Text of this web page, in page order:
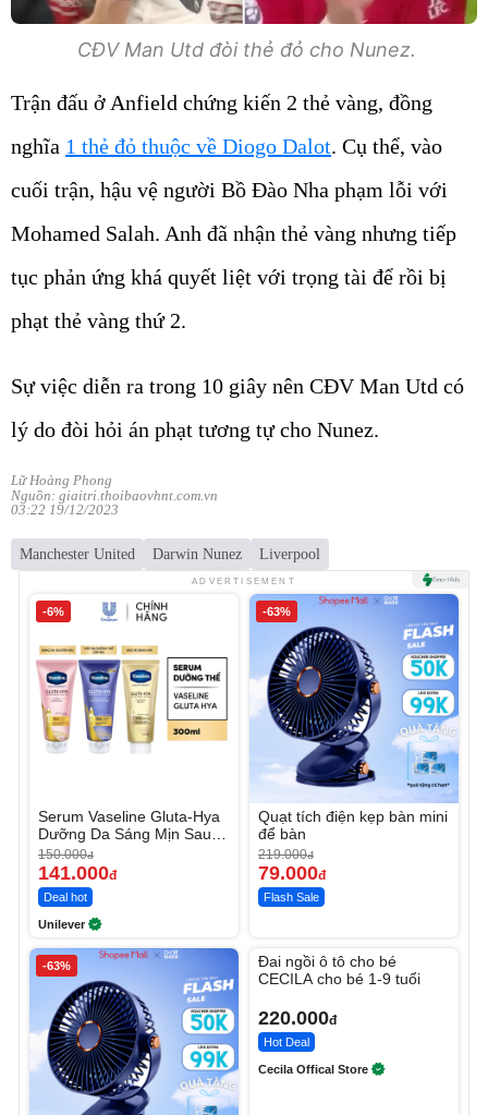
CĐV Man Utd đòi thẻ đỏ cho Nunez.
Trận đấu ở Anfield chứng kiến 2 thẻ vàng, đồng
nghĩa 1 thẻ đỏ thuộc về Diogo Dalot. Cụ thể, vào
cuối trận, hậu vệ người Bồ Đào Nha phạm lỗi với
Mohamed Salah. Anh đã nhận thẻ vàng nhưng tiếp
tục phản ứng khá quyết liệt với trọng tài để rồi bị
phạt thẻ vàng thứ 2.
Sự việc diễn ra trong 10 giây nên CĐV Man Utd có
lý do đòi hỏi án phạt tương tự cho Nunez.
Lữ Hoàng Phong
Nguồn: giaitri.thoibaovhnt.com.vn
03:22 19/12/2023
Manchester United Darwin Nunez Liverpool
ADVERTISEMENT
-6%
Serum Vaseline Gluta-Hya
Dưỡng Da Sáng Mịn Sau 7
Ngày
150.000đ
141.000đ
Deal hot
Unilever
-63%
Quạt tích điện kẹp bàn mini
để bàn
219.000đ
79.000đ
Flash Sale
-63%
Đai ngồi ô tô cho bé
CECILA cho bé 1-9 tuổi
220.000đ
Hot Deal
Cecila Offical Store